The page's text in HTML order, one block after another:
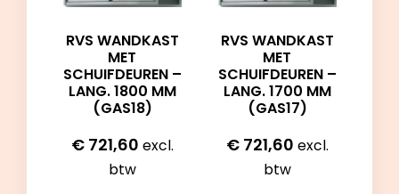
RVS WANDKAST
MET
SCHUIFDEUREN –
LANG. 1800 MM
(GAS18)
€721,60 excl.
btw
RVS WANDKAST
MET
SCHUIFDEUREN –
LANG. 1700 MM
(GAS17)
€721,60 excl.
btw